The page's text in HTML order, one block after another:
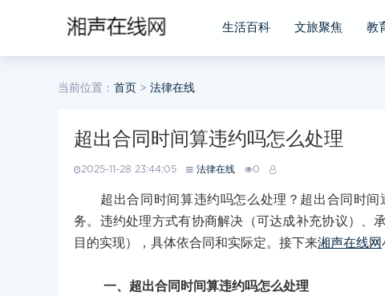
生活百科 文旅聚焦 教
当前位置： 首页 > 法律在线
超出合同时间算违约吗怎么处理
2025-11-28 23:44:05 法律在线 0
超出合同时间算违约吗怎么处理？超出合同时间
务。违约处理方式有协商解决（可达成补充协议）、
目的实现），具体依合同和实际定。接下来湘声在线网
一、超出合同时间算违约吗怎么处理